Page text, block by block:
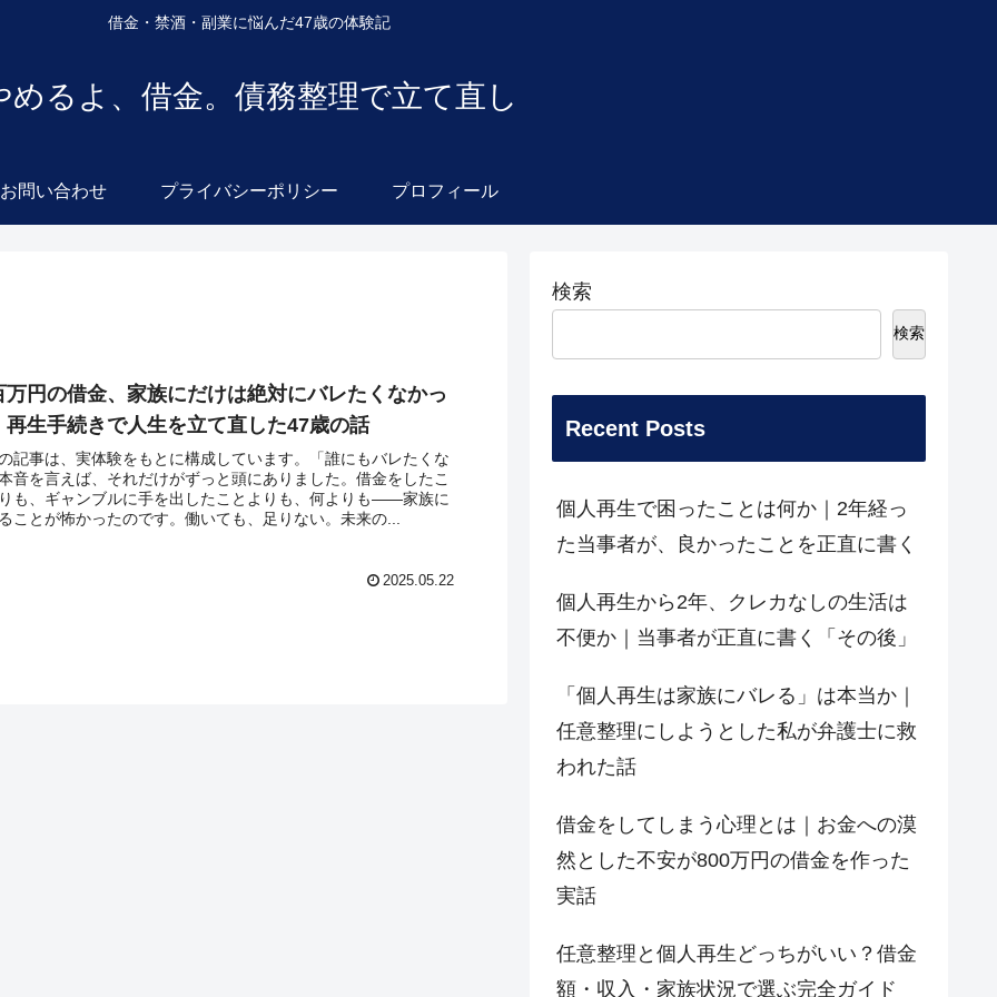
借金・禁酒・副業に悩んだ47歳の体験記
めるよ、借金。債務整理で立て直し
お問い合わせ プライバシーポリシー プロフィール
万円の借金、家族にだけは絶対にバレたくなかっ
再生手続きで人生を立て直した47歳の話
記事は、実体験をもとに構成しています。「誰にもバレたくな
音を言えば、それだけがずっと頭にありました。借金をしたこ
も、ギャンブルに手を出したことよりも、何よりも——家族に
ことが怖かったのです。働いても、足りない。未来の...
2025.05.22
検索
検索
Recent Posts
個人再生で困ったことは何か｜2年経っ
た当事者が、良かったことを正直に書く
個人再生から2年、クレカなしの生活は
不便か｜当事者が正直に書く「その後」
「個人再生は家族にバレる」は本当か｜
任意整理にしようとした私が弁護士に救
われた話
借金をしてしまう心理とは｜お金への漠
然とした不安が800万円の借金を作った
実話
任意整理と個人再生どっちがいい？借金
額・収入・家族状況で選ぶ完全ガイド